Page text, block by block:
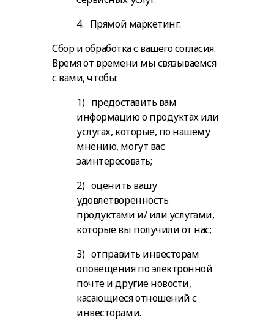
4. Прямой маркетинг.
Сбор и обработка с вашего согласия.
Время от времени мы связываемся
с вами, чтобы:
1) предоставить вам
информацию о продуктах или
услугах, которые, по нашему
мнению, могут вас
заинтересовать;
2) оценить вашу
удовлетворенность
продуктами и/ или услугами,
которые вы получили от нас;
3) отправить инвесторам
оповещения по электронной
почте и другие новости,
касающиеся отношений с
инвесторами.